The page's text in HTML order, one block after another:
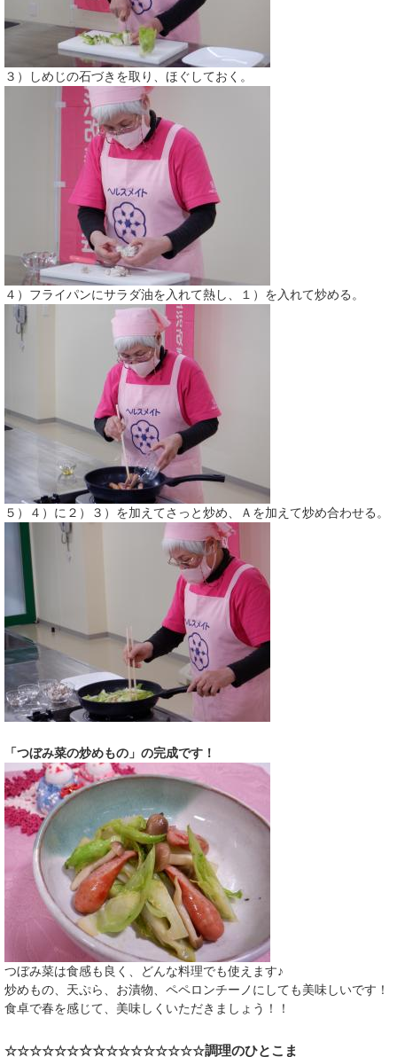
３）しめじの石づきを取り、ほぐしておく。
４）フライパンにサラダ油を入れて熱し、１）を入れて炒める。
５）４）に２）３）を加えてさっと炒め、Ａを加えて炒め合わせる。
「つぼみ菜の炒めもの」の完成です！
つぼみ菜は食感も良く、どんな料理でも使えます♪
炒めもの、天ぷら、お漬物、ペペロンチーノにしても美味しいです！
食卓で春を感じて、美味しくいただきましょう！！
☆☆☆☆☆☆☆☆☆☆☆☆☆☆☆☆調理のひとこま